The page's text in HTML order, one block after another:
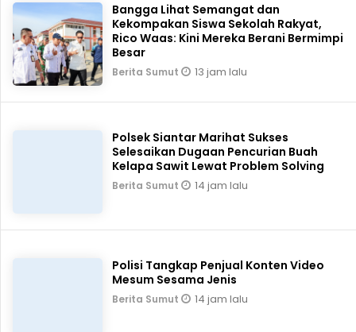
Bangga Lihat Semangat dan
Kekompakan Siswa Sekolah Rakyat,
Rico Waas: Kini Mereka Berani Bermimpi
Besar
Berita Sumut 13 jam lalu
Polsek Siantar Marihat Sukses
Selesaikan Dugaan Pencurian Buah
Kelapa Sawit Lewat Problem Solving
Berita Sumut 14 jam lalu
Polisi Tangkap Penjual Konten Video
Mesum Sesama Jenis
Berita Sumut 14 jam lalu